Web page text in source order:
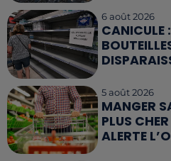
6 août 2026
CANICULE
5 août 2026
MANGER
PLUS
ALERTE